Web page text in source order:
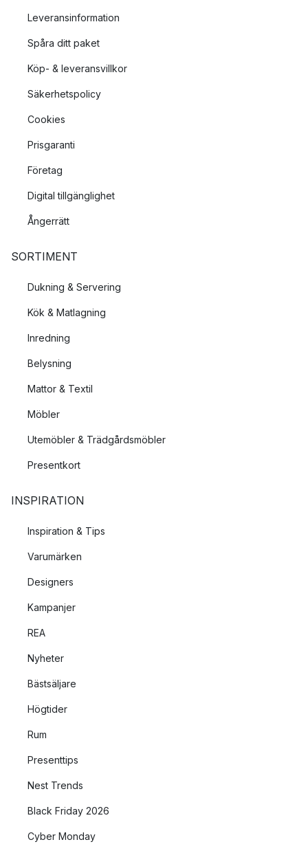
Leveransinformation
Spåra ditt paket
Köp- & leveransvillkor
Säkerhetspolicy
Cookies
Prisgaranti
Företag
Digital tillgänglighet
Ångerrätt
SORTIMENT
Dukning & Servering
Kök & Matlagning
Inredning
Belysning
Mattor & Textil
Möbler
Utemöbler & Trädgårdsmöbler
Presentkort
INSPIRATION
Inspiration & Tips
Varumärken
Designers
Kampanjer
REA
Nyheter
Bästsäljare
Högtider
Rum
Presenttips
Nest Trends
Black Friday 2026
Cyber Monday